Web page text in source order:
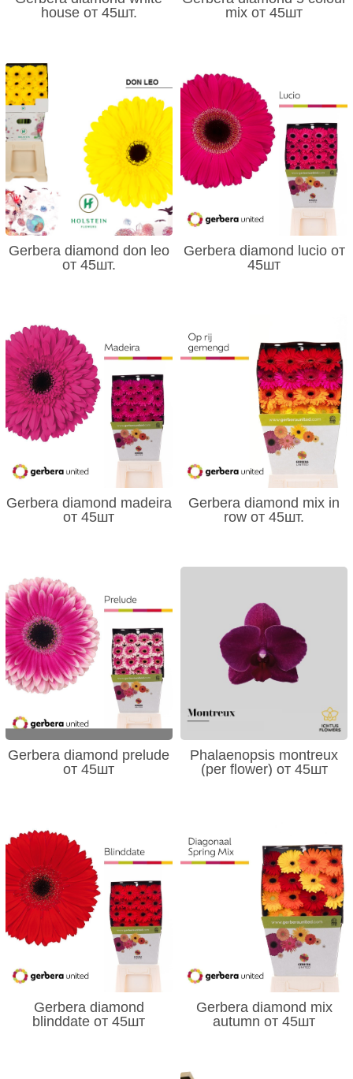
house от 45шт.
mix от 45шт
Gerbera diamond don leo
от 45шт.
Gerbera diamond lucio от
45шт
Gerbera diamond madeira
от 45шт
Gerbera diamond mix in
row от 45шт.
Gerbera diamond prelude
от 45шт
Phalaenopsis montreux
(per flower) от 45шт
Gerbera diamond
blinddate от 45шт
Gerbera diamond mix
autumn от 45шт